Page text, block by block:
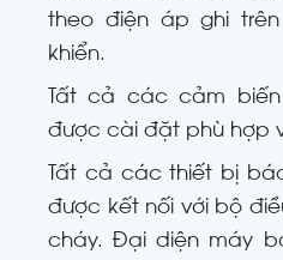
theo điện áp ghi
khiển.
Tất cả các cảm
được cài đặt phù hợp
Tất cả các thiết bị
được kết nối với bộ
cháy. Đại diện máy